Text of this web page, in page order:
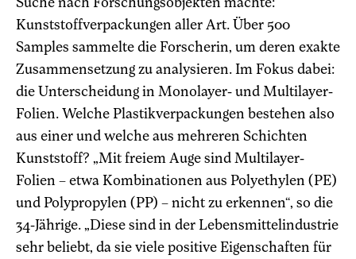
Kunststoffverpackungen aller Art. Über 500
Samples sammelte die Forscherin, um deren exakte
Zusammensetzung zu analysieren. Im Fokus dabei:
die Unterscheidung in Monolayer- und Multilayer-
Folien. Welche Plastikverpackungen bestehen also
aus einer und welche aus mehreren Schichten
Kunststoff? „Mit freiem Auge sind Multilayer-
Folien – etwa Kombinationen aus Polyethylen (PE)
und Polypropylen (PP) – nicht zu erkennen“, so die
34-Jährige. „Diese sind in der Lebensmittelindustrie
sehr beliebt, da sie viele positive Eigenschaften für